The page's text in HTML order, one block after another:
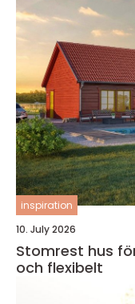
inspiration
10. July 2026
Stomrest hus
och flexibelt